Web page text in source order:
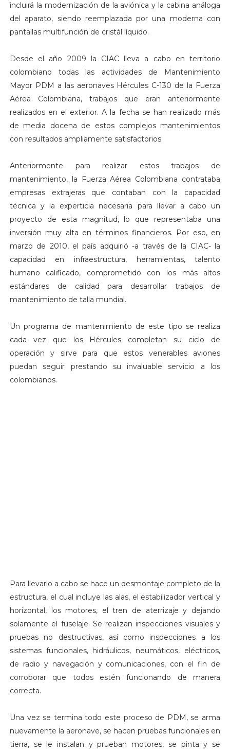
incluirá la modernización de la aviónica y la cabina análoga
del aparato, siendo reemplazada por una moderna con
pantallas multifunción de cristál líquido.
Desde el año 2009 la CIAC lleva a cabo en territorio
colombiano todas las actividades de Mantenimiento
Mayor PDM a las aeronaves Hércules C-130 de la Fuerza
Aérea Colombiana, trabajos que eran anteriormente
realizados en el exterior. A la fecha se han realizado más
de media docena de estos complejos mantenimientos
con resultados ampliamente satisfactorios.
Anteriormente para realizar estos trabajos de
mantenimiento, la Fuerza Aérea Colombiana contrataba
empresas extrajeras que contaban con la capacidad
técnica y la experticia necesaria para llevar a cabo un
proyecto de esta magnitud, lo que representaba una
inversión muy alta en términos financieros. Por eso, en
marzo de 2010, el país adquirió -a través de la CIAC- la
capacidad en infraestructura, herramientas, talento
humano calificado, comprometido con los más altos
estándares de calidad para desarrollar trabajos de
mantenimiento de talla mundial.
Un programa de mantenimiento de este tipo se realiza
cada vez que los Hércules completan su ciclo de
operación y sirve para que estos venerables aviones
puedan seguir prestando su invaluable servicio a los
colombianos.
Para llevarlo a cabo se hace un desmontaje completo de la
estructura, el cual incluye las alas, el estabilizador vertical y
horizontal, los motores, el tren de aterrizaje y dejando
solamente el fuselaje. Se realizan inspecciones visuales y
pruebas no destructivas, así como inspecciones a los
sistemas funcionales, hidráulicos, neumáticos, eléctricos,
de radio y navegación y comunicaciones, con el fin de
corroborar que todos estén funcionando de manera
correcta.
Una vez se termina todo este proceso de PDM, se arma
nuevamente la aeronave, se hacen pruebas funcionales en
tierra, se le instalan y prueban motores, se pinta y se